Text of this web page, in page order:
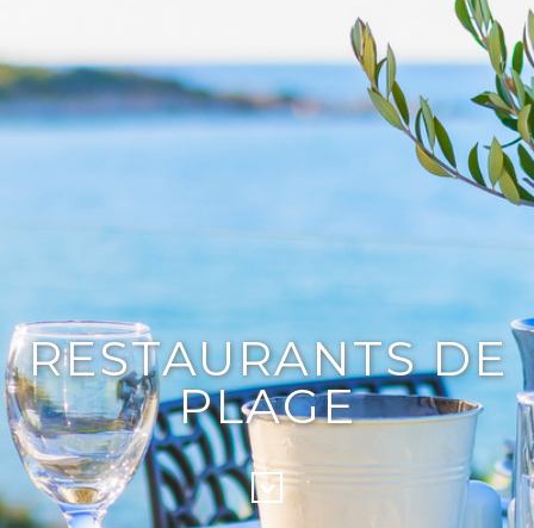
RESTAURANTS DE
PLAGE